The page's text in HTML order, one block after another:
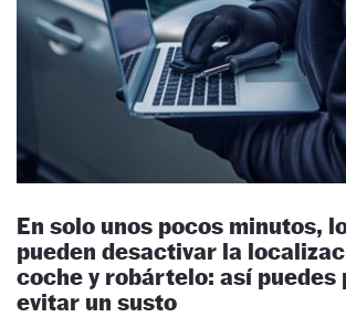
En solo unos pocos minutos,
pueden desactivar la
coche y robártelo: así puedes
evitar un susto